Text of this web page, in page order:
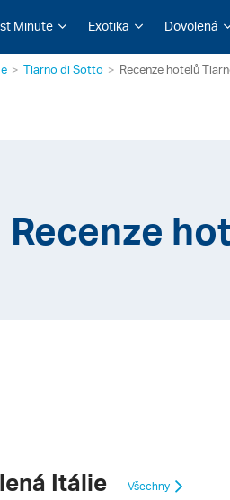
Minute Exotika Dovolená
Tiarno di Sotto Recenze hotelů
Recenze
Itálie Všechny